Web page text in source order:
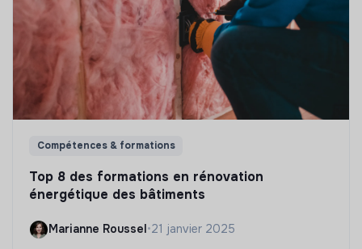
Compétences & formations
Top 8 des formations en rénovation
énergétique des bâtiments
Marianne Roussel•21 janvier 2025